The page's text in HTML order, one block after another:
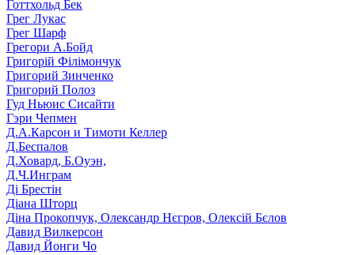
Готтхольд Бек
Грег Лукас
Грег Шарф
Грегори А.Бойд
Григорій Філімончук
Григорий Зинченко
Григорий Полоз
Гуд Ньюис Сисайти
Гэри Чепмен
Д.А.Карсон и Тимоти Келлер
Д.Беспалов
Д.Ховард, Б.Оуэн,
Д.Ч.Инграм
Ді Брестін
Діана Шторц
Діна Прокопчук, Олександр Нєгров, Олексій Бєлов
Давид Вилкерсон
Давид Йонги Чо